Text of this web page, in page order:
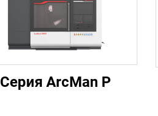
Серия ArcMan P